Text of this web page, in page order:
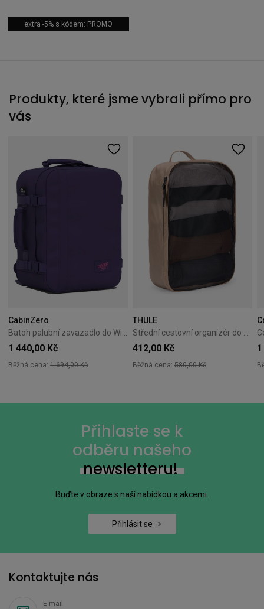
extra -5% s kódem: PROMO
Produkty, které jsme vybrali přímo pro
vás
CabinZero
1 440,00 Kč
Běžná cena: 1 694,00 Kč
THULE
412,00 Kč
Běžná cena: 580,00 Kč
Přihlaste se k
odběru našeho
newsletteru!
Buďte v obraze s naší nabídkou a akcemi.
Přihlásit se
Kontaktujte nás
E-mail